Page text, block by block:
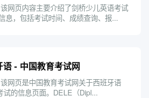
网页内容主要介绍了剑桥少儿英语考试
息，包括考试时间、成绩查询、报...
语 - 中国教育考试网
网页是中国教育考试网关于西班牙语
试的信息页面。DELE（Dipl...